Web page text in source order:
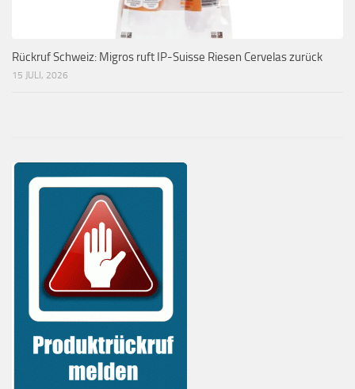
Rückruf Schweiz: Migros ruft IP-Suisse Riesen Cervelas zurück
15 JULI, 2026